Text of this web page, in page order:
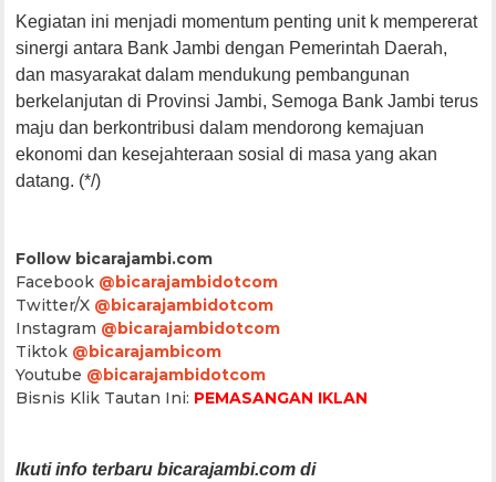
Kegiatan ini menjadi momentum penting unit k mempererat
sinergi antara Bank Jambi dengan Pemerintah Daerah,
dan masyarakat dalam mendukung pembangunan
berkelanjutan di Provinsi Jambi, Semoga Bank Jambi terus
maju dan berkontribusi dalam mendorong kemajuan
ekonomi dan kesejahteraan sosial di masa yang akan
datang. (*/)
Follow bicarajambi.com
Facebook @bicarajambidotcom
Twitter/X @bicarajambidotcom
Instagram @bicarajambidotcom
Tiktok @bicarajambicom
Youtube @bicarajambidotcom
Bisnis Klik Tautan Ini: PEMASANGAN IKLAN
Ikuti info terbaru bicarajambi.com di